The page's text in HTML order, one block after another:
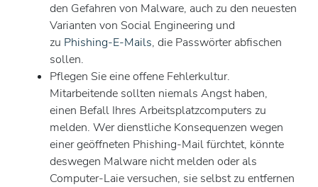
den Gefahren von Malware, auch zu den neuesten
Varianten von Social Engineering und
zu Phishing-E-Mails, die Passwörter abfischen
sollen.
Pflegen Sie eine offene Fehlerkultur.
Mitarbeitende sollten niemals Angst haben,
einen Befall Ihres Arbeitsplatzcomputers zu
melden. Wer dienstliche Konsequenzen wegen
einer geöffneten Phishing-Mail fürchtet, könnte
deswegen Malware nicht melden oder als
Computer-Laie versuchen, sie selbst zu entfernen